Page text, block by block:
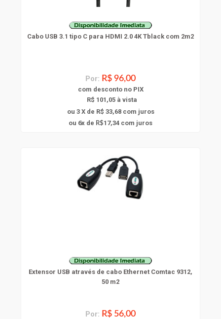
Cabo USB 3.1 tipo C para HDMI 2.0 4K Tblack com 2m2
Por: R$ 96,00
com desconto no PIX
R$ 101,05 à vista
ou 3 X de R$ 33,68com juros
ou 6x de R$17,34 com juros
Extensor USB através de cabo Ethernet Comtac 9312,
50 m2
Por: R$ 56,00